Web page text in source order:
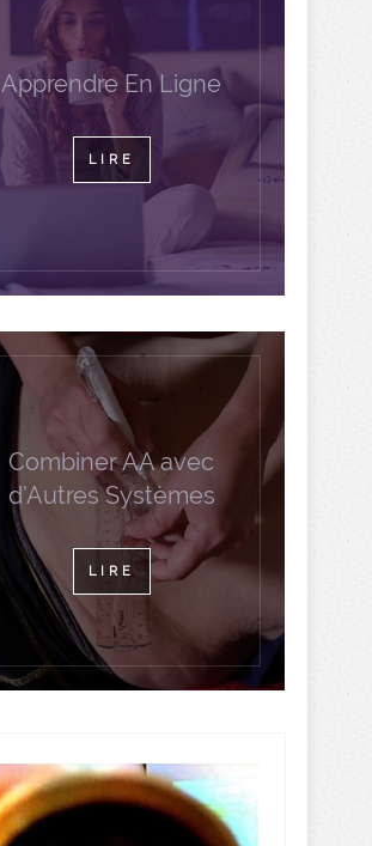
Apprendre En Ligne
LIRE
Combiner AA avec
d’Autres Systèmes
LIRE